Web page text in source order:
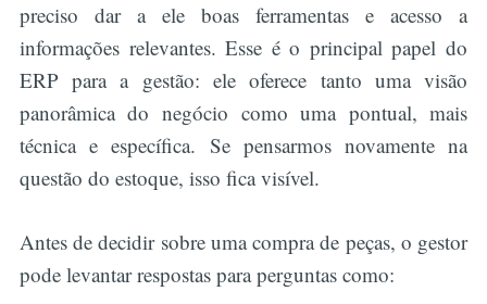
preciso dar a ele boas ferramentas e acesso a
informações relevantes. Esse é o principal papel do
ERP para a gestão: ele oferece tanto uma visão
panorâmica do negócio como uma pontual, mais
técnica e específica. Se pensarmos novamente na
questão do estoque, isso fica visível.
Antes de decidir sobre uma compra de peças, o gestor
pode levantar respostas para perguntas como: